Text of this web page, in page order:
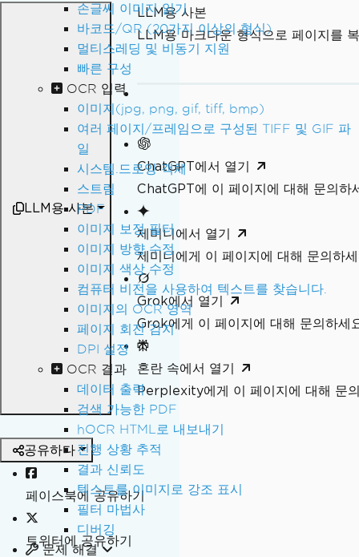
손글씨 이미지 읽기
바코드/QR (20가지 이상의 형식)
멀티스레딩 및 비동기 지원
빠른 구성
OCR 입력
이미지(jpg, png, gif, tiff, bmp)
여러 페이지/프레임으로 구성된 TIFF 및 GIF 파
일
시스템.드로잉 객체
스트림
PDF
이미지 보정 필터
이미지 방향 수정
이미지 색상 수정
컴퓨터 비전을 사용하여 텍스트를 찾습니다.
이미지의 OCR 영역
페이지 회전 감지
DPI 설정
OCR 결과
데이터 출력
검색 가능한 PDF
hOCR HTML로 내보내기
진행 상황 추적
결과 신뢰도
텍스트를 이미지로 강조 표시
필터 마법사
디버깅
문제 해결
LLM용 사본
LLM용 사본
LLM용 마크다운 형식으로 페이지를
ChatGPT에서 열기
ChatGPT에 이 페이지에 대해 문의하
제미니에서 열기
제미니에게 이 페이지에 대해 문의하
Grok에서 열기
Grok에게 이 페이지에 대해 문의하세
혼란 속에서 열기
Perplexity에게 이 페이지에 대해 문
공유하다
페이스북에 공유하기
트위터에 공유하기